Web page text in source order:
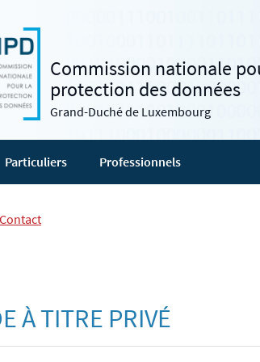
Commission nationale
protection des données
Grand-Duché de Luxembourg
Particuliers Professionnels
Contact
À TITRE PRIVÉ